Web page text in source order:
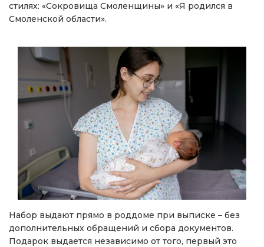
стилях: «Сокровища Смоленщины» и «Я родился в
Смоленской области».
Набор выдают прямо в роддоме при выписке – без
дополнительных обращений и сбора документов.
Подарок выдается независимо от того, первый это